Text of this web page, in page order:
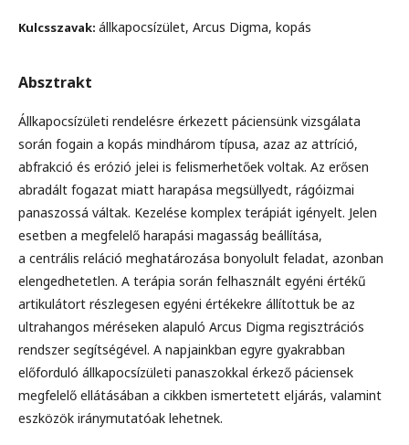
Kulcsszavak: állkapocsízület, Arcus Digma, kopás
Absztrakt
Állkapocsízületi rendelésre érkezett páciensünk vizsgálata
során fogain a kopás mindhárom típusa, azaz az attríció,
abfrakció és erózió jelei is felismerhetőek voltak. Az erősen
abradált fogazat miatt harapása megsüllyedt, rágóizmai
panaszossá váltak. Kezelése komplex terápiát igényelt. Jelen
esetben a megfelelő harapási magasság beállítása,
a centrális reláció meghatározása bonyolult feladat, azonban
elengedhetetlen. A terápia során felhasznált egyéni értékű
artikulátort részlegesen egyéni értékekre állítottuk be az
ultrahangos méréseken alapuló Arcus Digma regisztrációs
rendszer segítségével. A napjainkban egyre gyakrabban
előforduló állkapocsízületi panaszokkal érkező páciensek
megfelelő ellátásában a cikkben ismertetett eljárás, valamint
eszközök iránymutatóak lehetnek.